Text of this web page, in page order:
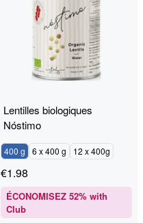
Lentilles biologiques
Nóstimo
400 g 6 x 400 g 12 x 400g
€1.98
ÉCONOMISEZ 52% with
Club